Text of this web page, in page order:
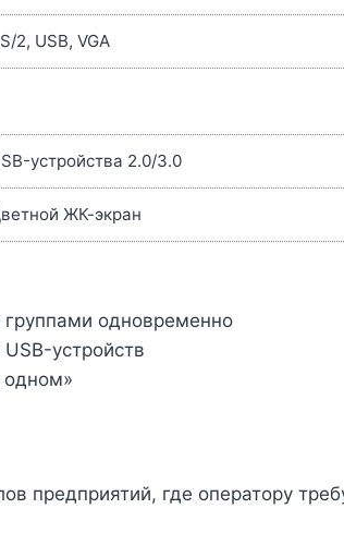
2, USB, VGA
устройства 2.0/3.0
ЖК-экран
одновременно
устройств
одном»
предприятий, где оператору